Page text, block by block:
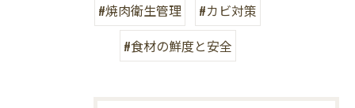
#焼肉衛生管理
#カビ対策
#食材の鮮度と安全